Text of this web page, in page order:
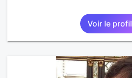
Voir le profil